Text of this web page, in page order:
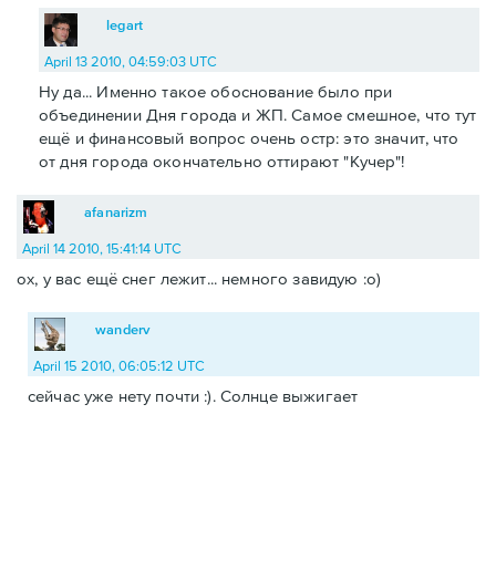
legart
April 13 2010, 04:59:03 UTC
Ну да... Именно такое обоснование было при
объединении Дня города и ЖП. Самое смешное, что тут
ещё и финансовый вопрос очень остр: это значит, что
от дня города окончательно оттирают "Кучер"!
afanarizm
April 14 2010, 15:41:14 UTC
ох, у вас ещё снег лежит... немного завидую :о)
wanderv
April 15 2010, 06:05:12 UTC
сейчас уже нету почти :). Солнце выжигает